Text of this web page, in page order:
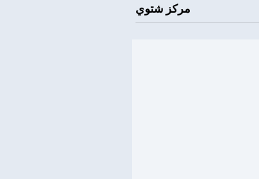
مركز شتوي